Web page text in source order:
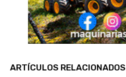
ARTÍCULOS RELACIONADOS